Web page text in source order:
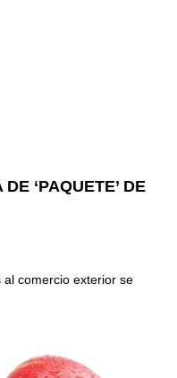
‘PAQUETE’ DE
comercio exterior se